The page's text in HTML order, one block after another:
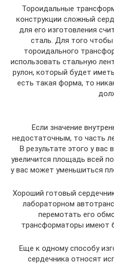
Тороидальные
конструкции сложный
для его изготовления
сталь. Для того
тороидального
использовать стальную
рулон, который будет
есть такая форма, то
Если значение
недостаточным, то часть
В результате этого у вас
увеличится площадь всей
у вас может уменьшиться
Хороший готовый
лабораторном
перемотать его
трансформаторы имеют
Еще к одному способу
сердечника относят